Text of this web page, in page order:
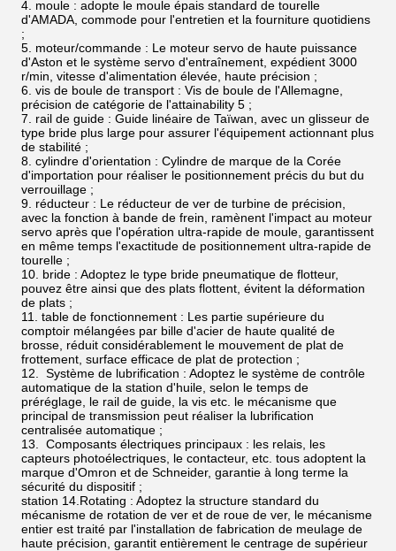
4. moule : adopte le moule épais standard de tourelle
d'AMADA, commode pour l'entretien et la fourniture quotidiens
;
5. moteur/commande : Le moteur servo de haute puissance
d'Aston et le système servo d'entraînement, expédient 3000
r/min, vitesse d'alimentation élevée, haute précision ;
6. vis de boule de transport : Vis de boule de l'Allemagne,
précision de catégorie de l'attainability 5 ;
7. rail de guide : Guide linéaire de Taïwan, avec un glisseur de
type bride plus large pour assurer l'équipement actionnant plus
de stabilité ;
8. cylindre d'orientation : Cylindre de marque de la Corée
d'importation pour réaliser le positionnement précis du but du
verrouillage ;
9. réducteur : Le réducteur de ver de turbine de précision,
avec la fonction à bande de frein, ramènent l'impact au moteur
servo après que l'opération ultra-rapide de moule, garantissent
en même temps l'exactitude de positionnement ultra-rapide de
tourelle ;
10. bride : Adoptez le type bride pneumatique de flotteur,
pouvez être ainsi que des plats flottent, évitent la déformation
de plats ;
11. table de fonctionnement : Les partie supérieure du
comptoir mélangées par bille d'acier de haute qualité de
brosse, réduit considérablement le mouvement de plat de
frottement, surface efficace de plat de protection ;
12. Système de lubrification : Adoptez le système de contrôle
automatique de la station d'huile, selon le temps de
préréglage, le rail de guide, la vis etc. le mécanisme que
principal de transmission peut réaliser la lubrification
centralisée automatique ;
13. Composants électriques principaux : les relais, les
capteurs photoélectriques, le contacteur, etc. tous adoptent la
marque d'Omron et de Schneider, garantie à long terme la
sécurité du dispositif ;
station 14.Rotating : Adoptez la structure standard du
mécanisme de rotation de ver et de roue de ver, le mécanisme
entier est traité par l'installation de fabrication de meulage de
haute précision, garantit entièrement le centrage de supérieur